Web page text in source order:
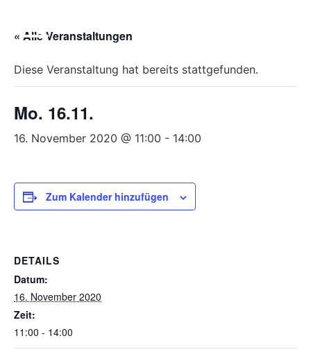
Sie,
diese
ein
verwendet.
« Alle Veranstaltungen
Diese Veranstaltung hat bereits stattgefunden.
Mo. 16.11.
16. November 2020 @ 11:00 - 14:00
Zum Kalender hinzufügen
DETAILS
Datum:
16. November 2020
Zeit:
11:00 - 14:00